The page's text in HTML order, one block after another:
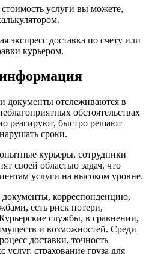
услуги вы можете,
экспресс доставка по счету или
курьером.
документы отслеживаются в
обстоятельствах
реагируют, быстро решают
сроки.
курьеры, сотрудники
своей областью задач, что
услуги на высоком уровне.
документы, корреспонденцию,
есть риск потери,
службы, в сравнении,
и возможностей. Среди
доставки, точность
услуг, страхование груза для